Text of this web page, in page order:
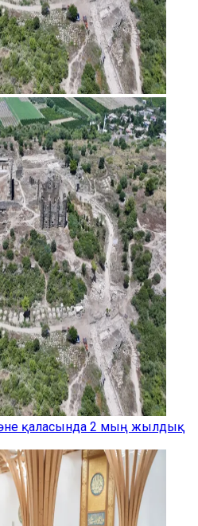
қаласында 2 мың жылдық